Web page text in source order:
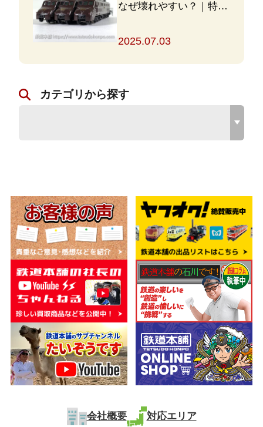
なぜ壊れやすい？｜特徴
2025.07.03
カテゴリから探す
会社概要 対応エリア